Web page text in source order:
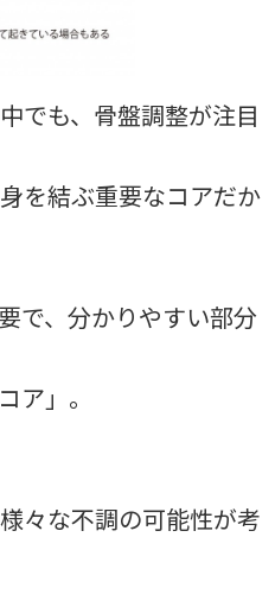
でも、骨盤調整が注目
を結ぶ重要なコアだか
で、分かりやすい部分
ア」。
々な不調の可能性が考